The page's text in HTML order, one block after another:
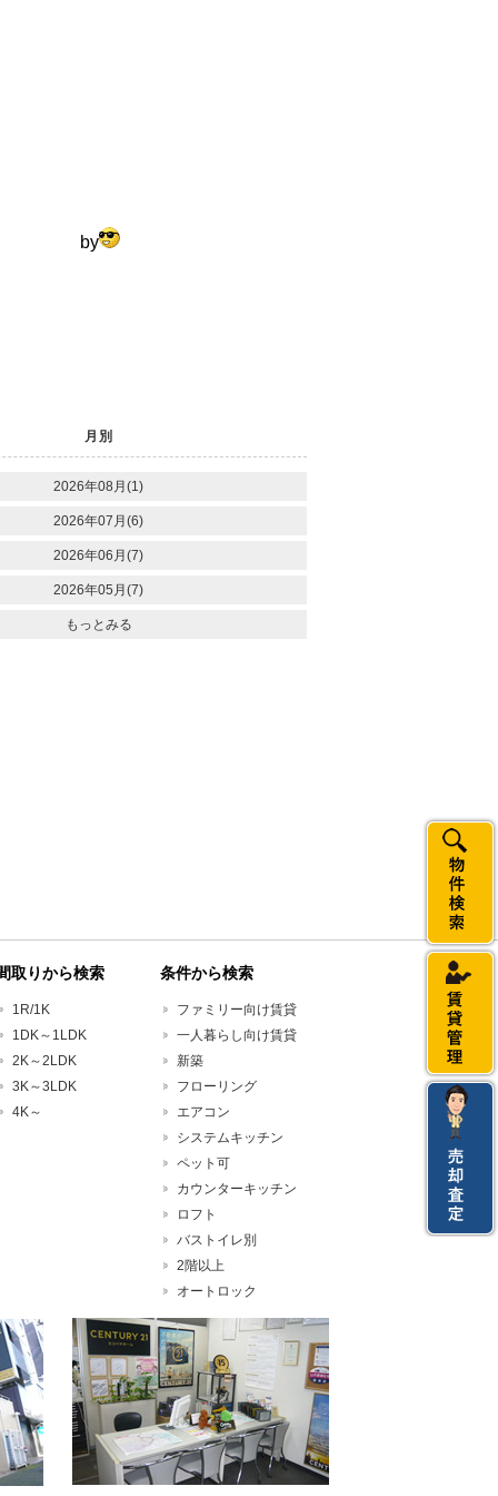
月別
2026年08月(1)
2026年07月(6)
2026年06月(7)
2026年05月(7)
もっとみる
取りから検索
1R/1K
1DK～1LDK
2K～2LDK
3K～3LDK
4K～
条件から検索
ファミリー向け賃貸
一人暮らし向け賃貸
新築
フローリング
エアコン
システムキッチン
ペット可
カウンターキッチン
ロフト
バストイレ別
2階以上
オートロック